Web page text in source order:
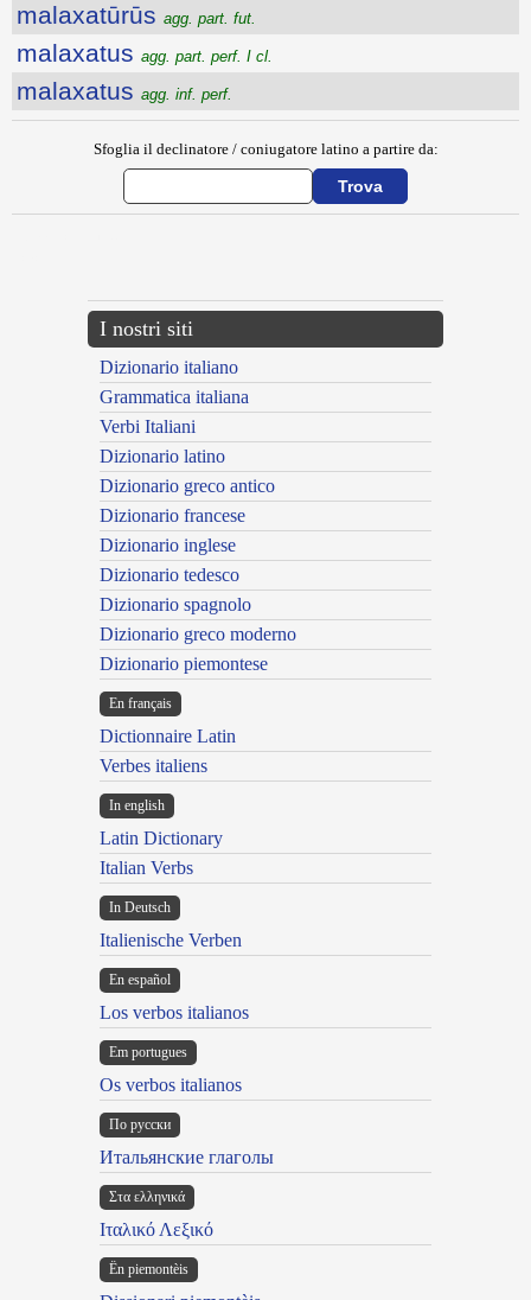
malaxatūrūs agg. part. fut.
malaxatus agg. part. perf. I cl.
malaxatus agg. inf. perf.
Sfoglia il declinatore / coniugatore latino a partire da:
I nostri siti
Dizionario italiano
Grammatica italiana
Verbi Italiani
Dizionario latino
Dizionario greco antico
Dizionario francese
Dizionario inglese
Dizionario tedesco
Dizionario spagnolo
Dizionario greco moderno
Dizionario piemontese
En français
Dictionnaire Latin
Verbes italiens
In english
Latin Dictionary
Italian Verbs
In Deutsch
Italienische Verben
En español
Los verbos italianos
Em portugues
Os verbos italianos
По русски
Итальянские глаголы
Στα ελληνικά
Ιταλικό Λεξικό
Ën piemontèis